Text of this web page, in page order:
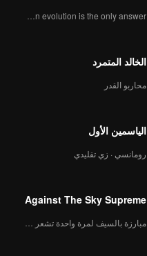
Human evolution is the only answer.
الخالد المتمرد
محاربو القدر
الياسمين الأول
رومانسي · زي تقليدي
Against The Sky Supreme